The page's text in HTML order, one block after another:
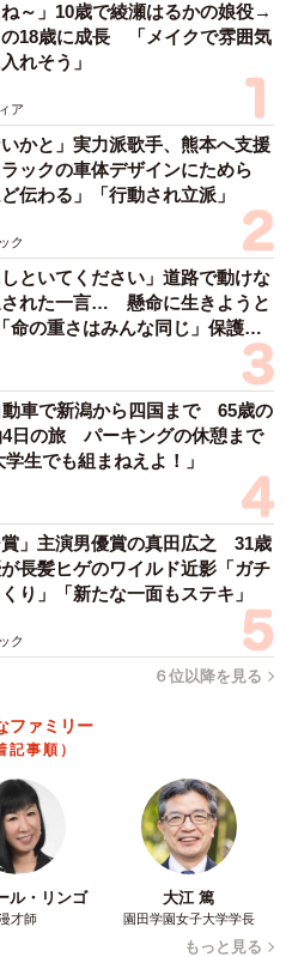
ね～」10歳で綾瀬はるかの娘役→
18歳に成長 「メイクで雰囲気
れそう」
ア
いかと」実力派歌手、熊本へ支援
ックの車体デザインにためら
伝わる」「行動され立派」
ク
しといてください」道路で動けな
された一言… 懸命に生きようと
の重さはみんな同じ」保護団
動車で新潟から四国まで 65歳の
4日の旅 パーキングの休憩まで
生でも組まねえよ！」
」主演男優賞の真田広之 31歳
長髪ヒゲのワイルド近影「ガチ
り」「新たな一面もステキ」
ク
６位以降を見る
ファミリー
記事順）
ル・リンゴ
才師
大江 篤
園田学園女子大学学長
もっと見る